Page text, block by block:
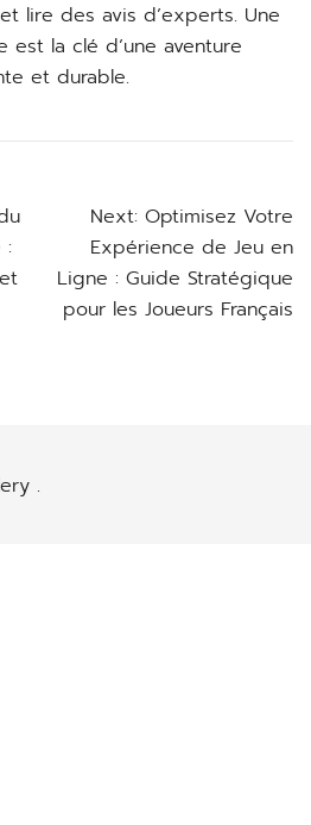
lire des avis d’experts. Une
la clé d’une aventure
et durable.
:
Next: Optimisez Votre
Expérience de Jeu en
Ligne : Guide Stratégique
pour les Joueurs Français
.